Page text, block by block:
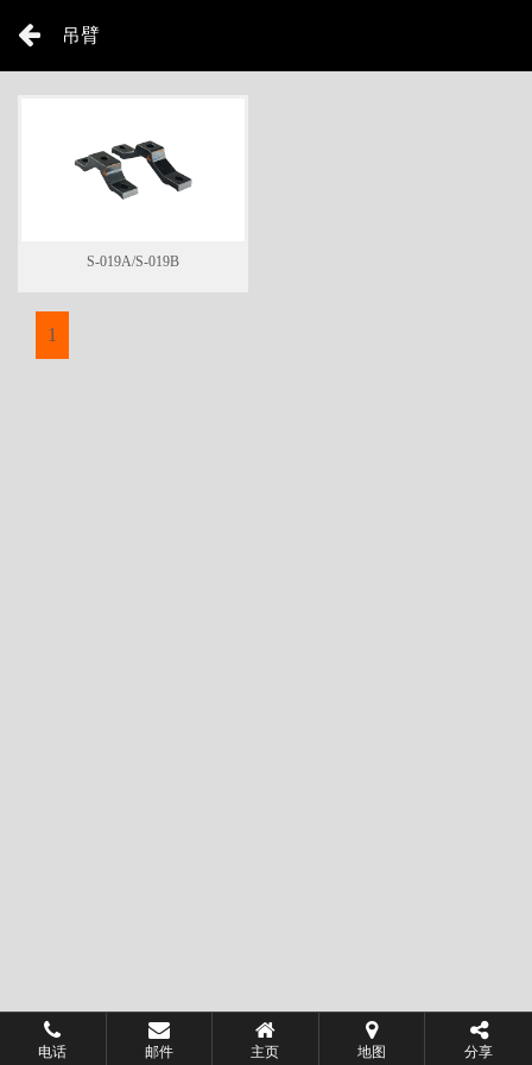
吊臂
S-019A/S-019B
1
电话 邮件 主页 地图 分享